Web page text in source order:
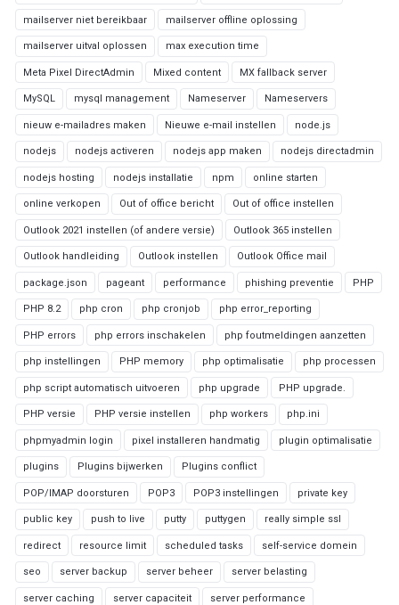
mailserver niet bereikbaar mailserver offline oplossing
mailserver uitval oplossen max execution time
Meta Pixel DirectAdmin Mixed content MX fallback server
MySQL mysql management Nameserver Nameservers
nieuw e-mailadres maken Nieuwe e-mail instellen node.js
nodejs nodejs activeren nodejs app maken nodejs directadmin
nodejs hosting nodejs installatie npm online starten
online verkopen Out of office bericht Out of office instellen
Outlook 2021 instellen (of andere versie) Outlook 365 instellen
Outlook handleiding Outlook instellen Outlook Office mail
package.json pageant performance phishing preventie PHP
PHP 8.2 php cron php cronjob php error_reporting
PHP errors php errors inschakelen php foutmeldingen aanzetten
php instellingen PHP memory php optimalisatie php processen
php script automatisch uitvoeren php upgrade PHP upgrade.
PHP versie PHP versie instellen php workers php.ini
phpmyadmin login pixel installeren handmatig plugin optimalisatie
plugins Plugins bijwerken Plugins conflict
POP/IMAP doorsturen POP3 POP3 instellingen private key
public key push to live putty puttygen really simple ssl
redirect resource limit scheduled tasks self-service domein
seo server backup server beheer server belasting
server caching server capaciteit server performance